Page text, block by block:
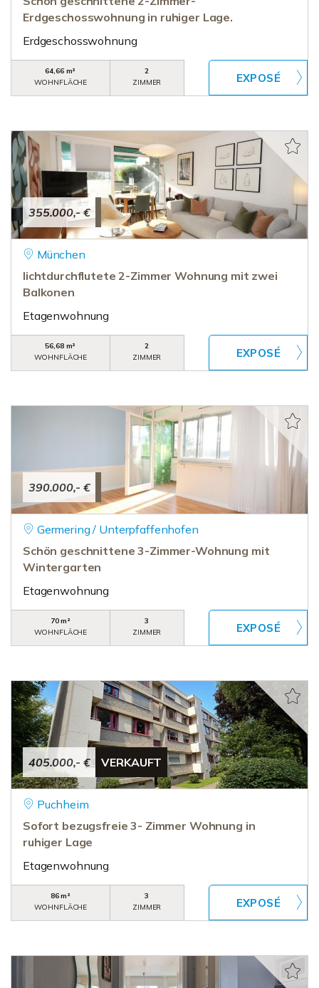
Erdgeschosswohnung in ruhiger Lage.
Erdgeschosswohnung
64,66 m²
WOHNFLÄCHE
2
ZIMMER
355.000,- €
München
lichtdurchflutete 2-Zimmer Wohnung mit zwei
Balkonen
Etagenwohnung
56,68 m²
WOHNFLÄCHE
2
ZIMMER
390.000,- €
Germering / Unterpfaffenhofen
Schön geschnittene 3-Zimmer-Wohnung mit
Wintergarten
Etagenwohnung
70 m²
WOHNFLÄCHE
3
ZIMMER
405.000,- € VERKAUFT
Puchheim
Sofort bezugsfreie 3- Zimmer Wohnung in
ruhiger Lage
Etagenwohnung
86 m²
WOHNFLÄCHE
3
ZIMMER